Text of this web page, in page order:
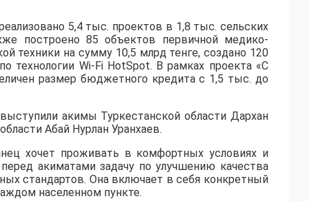
5,4 тыс. проектов в 1,8 тыс. сельских
построено 85 объектов первичной медико-
техники на сумму 10,5 млрд тенге, создано 120
технологии Wi-Fi HotSpot. В рамках проекта «С
размер бюджетного кредита с 1,5 тыс. до
акимы Туркестанской области Дархан
Абай Нурлан Уранхаев.
хочет проживать в комфортных условиях и
акиматами задачу по улучшению качества
стандартов. Она включает в себя конкретный
населенном пункте.